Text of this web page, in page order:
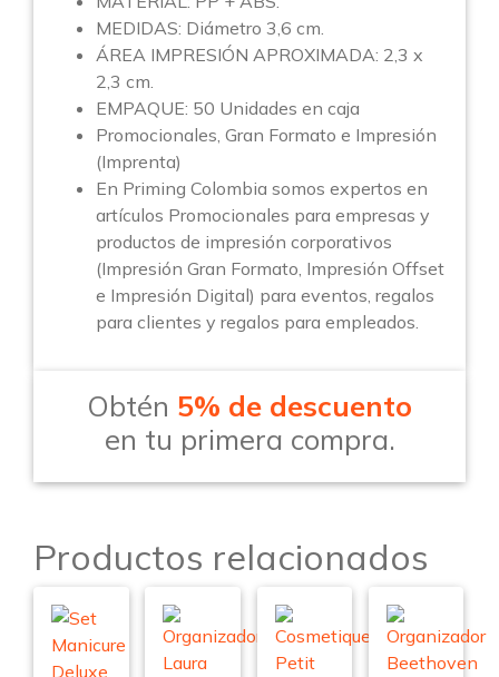
MEDIDAS: Diámetro 3,6 cm.
ÁREA IMPRESIÓN APROXIMADA: 2,3 x
2,3 cm.
EMPAQUE: 50 Unidades en caja
Promocionales, Gran Formato e Impresión
(Imprenta)
En Priming Colombia somos expertos en
artículos Promocionales para empresas y
productos de impresión corporativos
(Impresión Gran Formato, Impresión Offset
e Impresión Digital) para eventos, regalos
para clientes y regalos para empleados.
Obtén 5% de descuento
en tu primera compra.
Productos relacionados